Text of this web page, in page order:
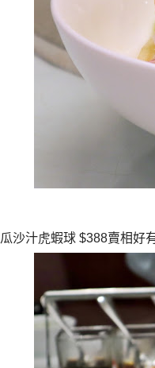
瓜沙汁虎蝦球 $388賣相好